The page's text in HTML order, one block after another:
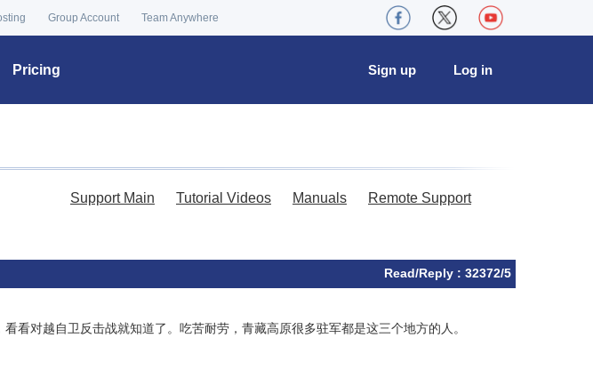
Group Account Team Anywhere
Pricing Log in
Sign up
Support Main Tutorial Videos Manuals Remote Support
Read/Reply : 32372/5
看对越自卫反击战就知道了。吃苦耐劳，青藏高原很多驻军都是这三个地方的人。